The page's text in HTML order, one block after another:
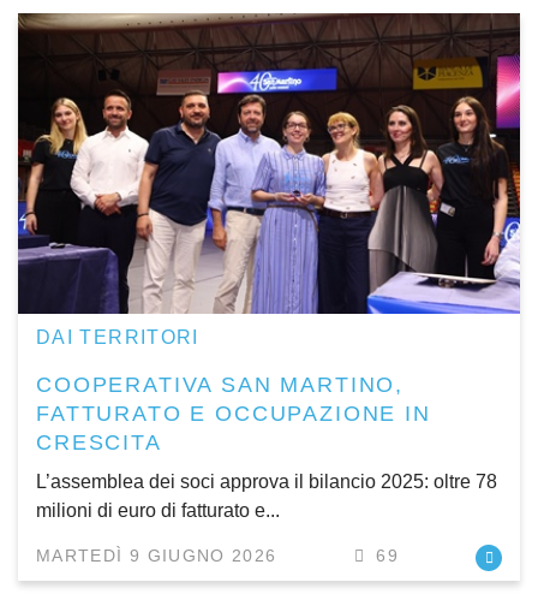
DAI TERRITORI
COOPERATIVA SAN MARTINO,
FATTURATO E OCCUPAZIONE IN
CRESCITA
L’assemblea dei soci approva il bilancio 2025: oltre 78
milioni di euro di fatturato e...
MARTEDÌ 9 GIUGNO 2026 69